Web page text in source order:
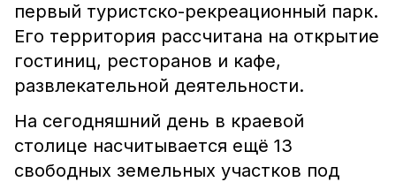
первый туристско-рекреационный парк.
Его территория рассчитана на открытие
гостиниц, ресторанов и кафе,
развлекательной деятельности.
На сегодняшний день в краевой
столице насчитывается ещё 13
свободных земельных участков под